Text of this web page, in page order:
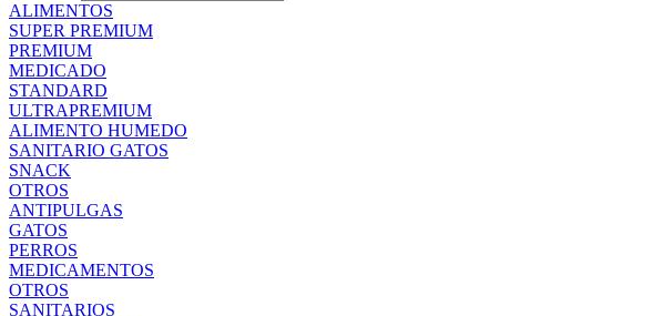
ALIMENTOS
SUPER PREMIUM
PREMIUM
MEDICADO
STANDARD
ULTRAPREMIUM
ALIMENTO HUMEDO
SANITARIO GATOS
SNACK
OTROS
ANTIPULGAS
GATOS
PERROS
MEDICAMENTOS
OTROS
SANITARIOS